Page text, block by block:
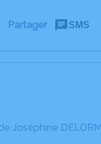
Partager SMS
Joséphine